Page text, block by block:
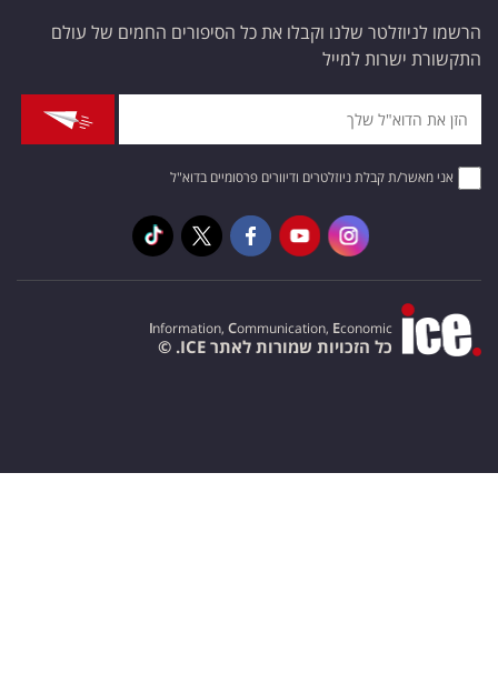
הרשמו לניוזלטר שלנו וקבלו את כל הסיפורים החמים של עולם
התקשורת ישרות למייל
אני מאשר/ת קבלת ניוזלטרים ודיוורים פרסומיים בדוא"ל
Information, Communication, Economic
כל הזכויות שמורות לאתר ICE. ©